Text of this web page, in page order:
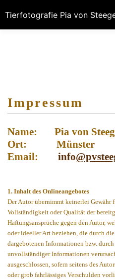
Impressum
Name: Pia von
Ort: Münster
Email:
info
1. Inhalt des Onlineangebotes
Der Autor übernimmt keinerlei
Vollständigkeit oder Qualität der
Haftungsansprüche gegen den Autor,
oder ideeller Art beziehen, die durch
dargebotenen Informationen bzw.
unvollständiger Informationen
ausgeschlossen, sofern seitens des
oder grob fahrlässiges Verschulden
Tierfotografie Pia von